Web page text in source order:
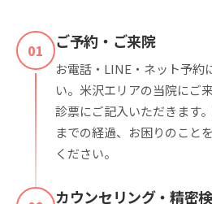
01 ご予約・ご来院
お電話・LINE・ネット予約
い。米沢エリアの当院にご
診票にご記入いただきます
までの経過、お困りのこと
ください。
カウンセリング・精密